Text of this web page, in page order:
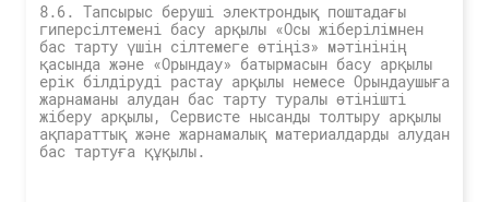
8.6. Тапсырыс беруші электрондық поштадағы
гиперсілтемені басу арқылы «Осы жіберілімнен
бас тарту үшін сілтемеге өтіңіз» мәтінінің
қасында және «Орындау» батырмасын басу арқылы
ерік білдіруді растау арқылы немесе Орындаушыға
жарнаманы алудан бас тарту туралы өтінішті
жіберу арқылы, Сервисте нысанды толтыру арқылы
ақпараттық және жарнамалық материалдарды алудан
бас тартуға құқылы.